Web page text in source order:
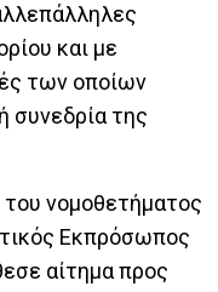
και με
των οποίων
συνεδρία της
νομοθετήματος
Εκπρόσωπος
αίτημα προς